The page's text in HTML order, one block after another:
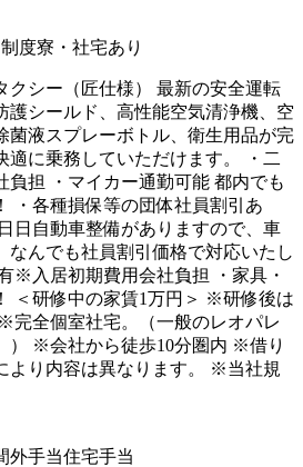
度寮・社宅あり
クシー（匠仕様） 最新の安全運転
護シールド、高性能空気清浄機、空
菌液スプレーボトル、衛生用品が完
適に乗務していただけます。 ・二
負担 ・マイカー通勤可能 都内でも
・各種損保等の団体社員割引あ
日自動車整備がありますので、車
なんでも社員割引価格で対応いたし
※入居初期費用会社負担 ・家具・
＜研修中の家賃1万円＞ ※研修後は
完全個室社宅。（一般のレオパレ
） ※会社から徒歩10分圏内 ※借り
より内容は異なります。 ※当社規
外手当住宅手当